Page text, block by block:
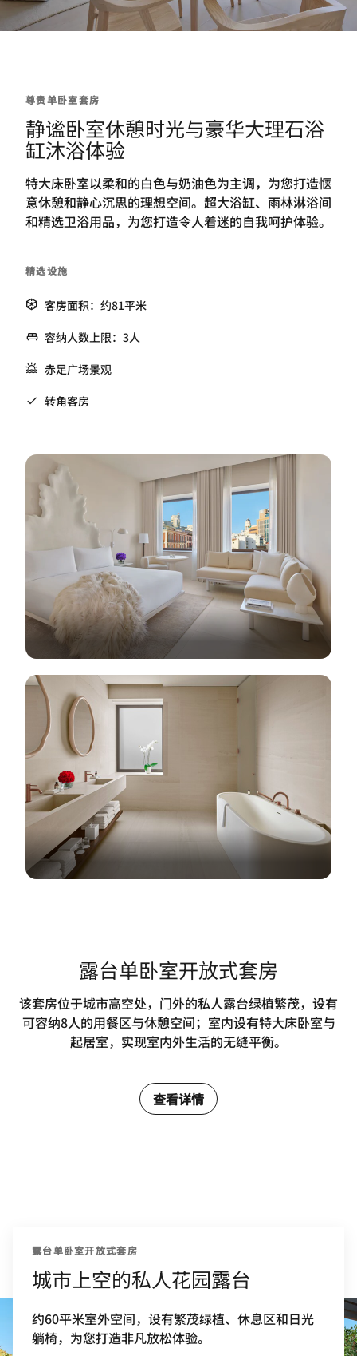
尊贵单卧室套房
静谧卧室休憩时光与豪华大理石浴
缸沐浴体验
特大床卧室以柔和的白色与奶油色为主调，为您打造惬
意休憩和静心沉思的理想空间。超大浴缸、雨林淋浴间
和精选卫浴用品，为您打造令人着迷的自我呵护体验。
精选设施
客房面积：约81平米
容纳人数上限：3人
赤足广场景观
转角客房
露台单卧室开放式套房
该套房位于城市高空处，门外的私人露台绿植繁茂，设有
可容纳8人的用餐区与休憩空间；室内设有特大床卧室与
起居室，实现室内外生活的无缝平衡。
查看详情
露台单卧室开放式套房
城市上空的私人花园露台
约60平米室外空间，设有繁茂绿植、休息区和日光
躺椅，为您打造非凡放松体验。